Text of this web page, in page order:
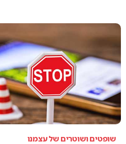
שופטים ושוטרים של עצמנו